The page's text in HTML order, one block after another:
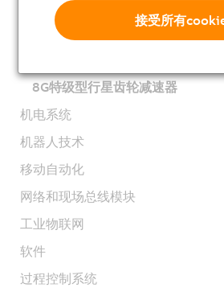
80MP步进电机
Stepper motors 81MP
8G特级型行星齿轮减速器
机电系统
机器人技术
移动自动化
网络和现场总线模块
工业物联网
软件
过程控制系统
接受所有